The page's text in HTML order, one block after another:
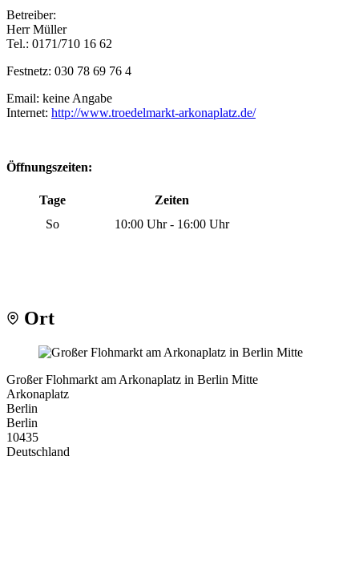
Betreiber:
Herr Müller
Tel.: 0171/710 16 62
Festnetz: 030 78 69 76 4
Email: keine Angabe
Internet: http://www.troedelmarkt-arkonaplatz.de/
Öffnungszeiten:
Tage
Zeiten
So
10:00 Uhr - 16:00 Uhr
Ort
Großer Flohmarkt am Arkonaplatz in Berlin Mitte
Arkonaplatz
Berlin
Berlin
10435
Deutschland